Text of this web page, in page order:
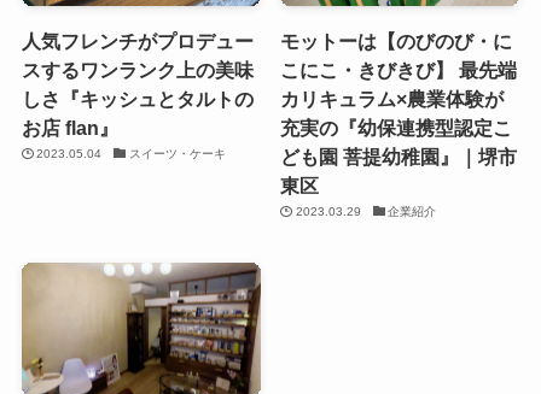
人気フレンチがプロデュー
スするワンランク上の美味
しさ『キッシュとタルトの
お店 flan』
2023.05.04 スイーツ・ケーキ
モットーは【のびのび・に
こにこ・きびきび】 最先端
カリキュラム×農業体験が
充実の『幼保連携型認定こ
ども園 菩提幼稚園』｜堺市
東区
2023.03.29 企業紹介